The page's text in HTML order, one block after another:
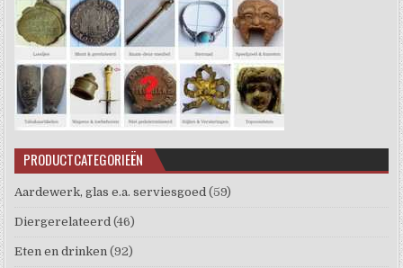
PRODUCTCATEGORIEËN
Aardewerk, glas e.a. serviesgoed (59)
Diergerelateerd (46)
Eten en drinken (92)